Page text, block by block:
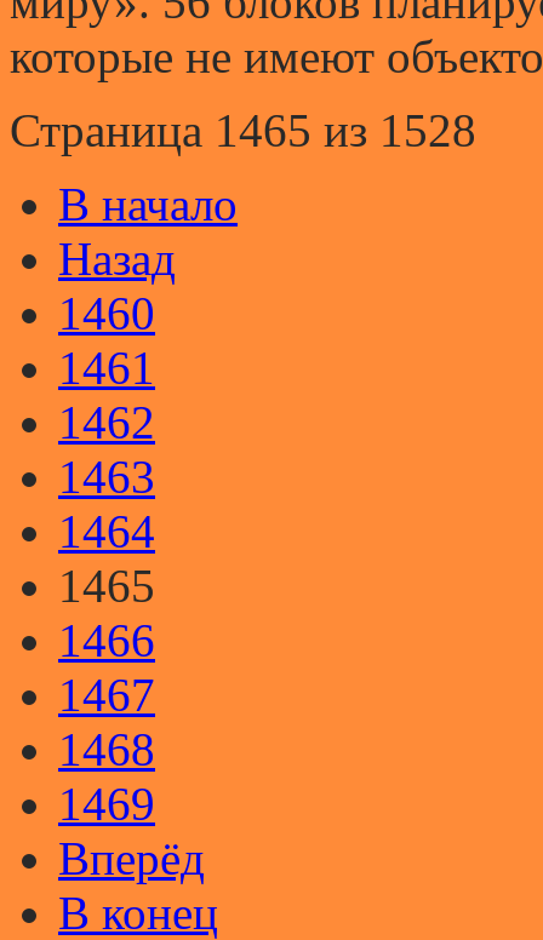
которые не имеют
Страница 1465 из 1528
В начало
Назад
1460
1461
1462
1463
1464
1465
1466
1467
1468
1469
Вперёд
В конец